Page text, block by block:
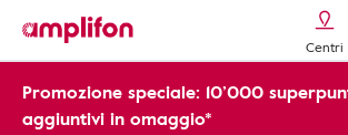
Centri
Promozione speciale: 10’000
aggiuntivi in omaggio*